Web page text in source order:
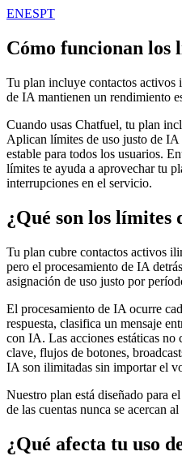
ENESPT
Cómo funcionan los
Tu plan incluye contactos
de IA mantienen un rendimiento
Cuando usas Chatfuel, tu plan
Aplican límites de uso justo de
estable para todos los usuarios.
límites te ayuda a aprovechar tu
interrupciones en el servicio.
¿Qué son los límites
Tu plan cubre contactos activos
pero el procesamiento de IA
asignación de uso justo por
El procesamiento de IA ocurre
respuesta, clasifica un mensaje
con IA. Las acciones estáticas
clave, flujos de botones,
IA son ilimitadas sin importar el
Nuestro plan está diseñado para
de las cuentas nunca se acercan
¿Qué afecta tu uso